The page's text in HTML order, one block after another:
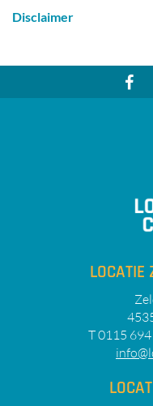
Disclaimer
LOCATIE
T 0115